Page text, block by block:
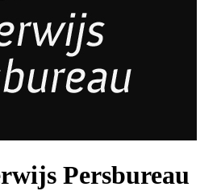
Persbureau